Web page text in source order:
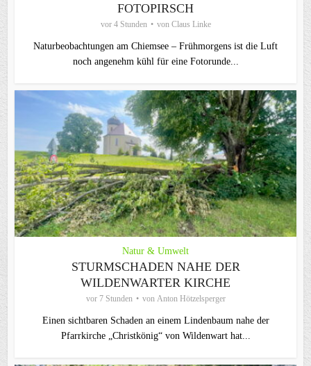
FOTOPIRSCH
vor 4 Stunden von Claus Linke
Naturbeobachtungen am Chiemsee – Frühmorgens ist die Luft
noch angenehm kühl für eine Fotorunde...
Natur & Umwelt
STURMSCHADEN NAHE DER
WILDENWARTER KIRCHE
vor 7 Stunden von Anton Hötzelsperger
Einen sichtbaren Schaden an einem Lindenbaum nahe der
Pfarrkirche „Christkönig“ von Wildenwart hat...